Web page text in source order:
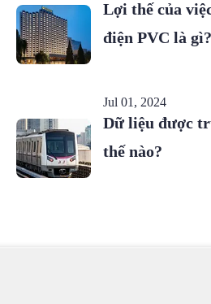
Lợi thế của
điện PVC là gì?
Jul 01, 2024
Dữ liệu được
thế nào?